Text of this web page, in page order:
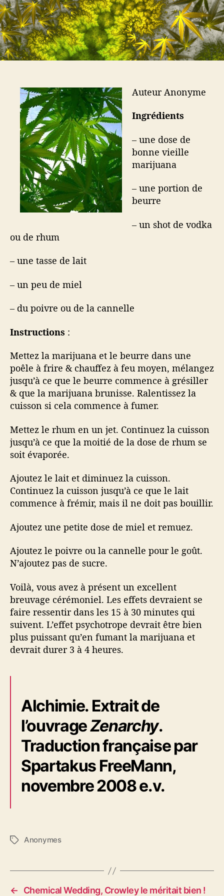
a
r
t
i
c
l
t
i
c
l
e
i
e
Auteur Anonyme
Ingrédients
– une dose de
bonne vieille
marijuana
– une portion de
beurre
– un shot de vodka
ou de rhum
– une tasse de lait
– un peu de miel
– du poivre ou de la cannelle
Instructions :
Mettez la marijuana et le beurre dans une
poêle à frire & chauffez à feu moyen, mélangez
jusqu’à ce que le beurre commence à grésiller
& que la marijuana brunisse. Ralentissez la
cuisson si cela commence à fumer.
Mettez le rhum en un jet. Continuez la cuisson
jusqu’à ce que la moitié de la dose de rhum se
soit évaporée.
Ajoutez le lait et diminuez la cuisson.
Continuez la cuisson jusqu’à ce que le lait
commence à frémir, mais il ne doit pas bouillir.
Ajoutez une petite dose de miel et remuez.
Ajoutez le poivre ou la cannelle pour le goût.
N’ajoutez pas de sucre.
Voilà, vous avez à présent un excellent
breuvage cérémoniel. Les effets devraient se
faire ressentir dans les 15 à 30 minutes qui
suivent. L’effet psychotrope devrait être bien
plus puissant qu’en fumant la marijuana et
devrait durer 3 à 4 heures.
Alchimie. Extrait de
l’ouvrageZenarchy.
Traduction française par
Spartakus FreeMann,
novembre 2008 e.v.
É
q
Anonymes
← Chemical Wedding, Crowley le méritait bien !